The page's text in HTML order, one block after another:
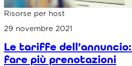
Risorse per host
29 novembre 2021
Le tariffe
fare più prenotazioni